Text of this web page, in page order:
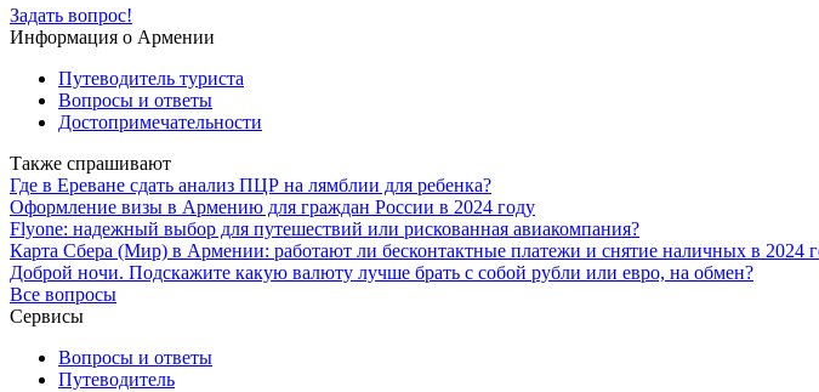
Задать вопрос!
Информация о Армении
Путеводитель туриста
Вопросы и ответы
Достопримечательности
Также спрашивают
Где в Ереване сдать анализ ПЦР на лямблии для ребенка?
Оформление визы в Армению для граждан России в 2024 году
Flyone: надежный выбор для путешествий или рискованная авиакомпания?
Карта Сбера (Мир) в Армении: работают ли бесконтактные платежи и снятие наличных в 2024
Доброй ночи. Подскажите какую валюту лучше брать с собой рубли или евро, на обмен?
Все вопросы
Сервисы
Вопросы и ответы
Путеводитель